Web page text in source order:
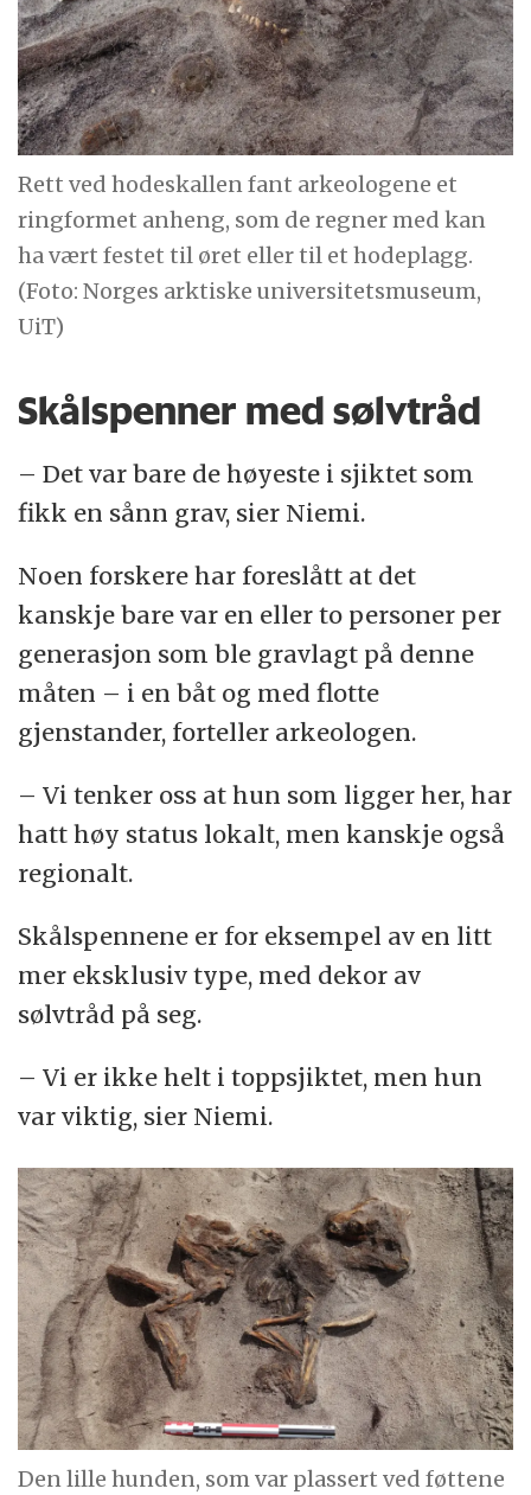
Rett ved hodeskallen fant arkeologene et
ringformet anheng, som de regner med kan
ha vært festet til øret eller til et hodeplagg.
(Foto: Norges arktiske universitetsmuseum,
UiT)
Skålspenner med sølvtråd
– Det var bare de høyeste i sjiktet som
fikk en sånn grav, sier Niemi.
Noen forskere har foreslått at det
kanskje bare var en eller to personer per
generasjon som ble gravlagt på denne
måten – i en båt og med flotte
gjenstander, forteller arkeologen.
– Vi tenker oss at hun som ligger her, har
hatt høy status lokalt, men kanskje også
regionalt.
Skålspennene er for eksempel av en litt
mer eksklusiv type, med dekor av
sølvtråd på seg.
– Vi er ikke helt i toppsjiktet, men hun
var viktig, sier Niemi.
Den lille hunden, som var plassert ved føttene